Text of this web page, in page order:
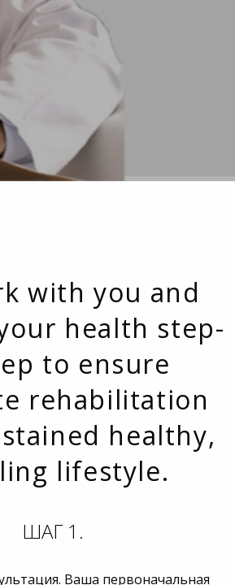
with you and
health step-
to ensure
rehabilitation
healthy,
lifestyle.
ШАГ 1.
Ваша первоначальная